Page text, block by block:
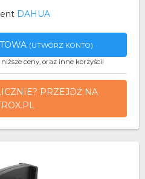
DAHUA
(UTWÓRZ KONTO)
ceny, oraz inne korzyści!
PRZEJDŹ NA